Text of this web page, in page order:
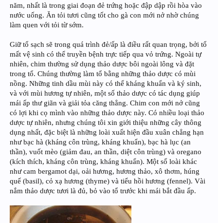
năm, nhất là trong giai đoạn đẻ trứng hoặc đập dập rồi hòa vào
nước uống. Ăn tỏi tươi cũng tốt cho gà con mới nở nhờ chúng
làm quen với tỏi từ sớm.
Giữ tổ sạch sẽ trong quá trình đẻ/ấp là điều rất quan trọng, bởi tổ
mất vệ sinh có thể truyền bệnh trực tiếp qua vỏ trứng. Ngoài tự
nhiên, chim thường sử dụng thảo dược bôi ngoài lông và đặt
trong tổ. Chúng thường làm tổ bằng những thảo dược có mùi
nồng. Những tinh dầu mùi này có thể kháng khuẩn và ký sinh,
và với mùi hương tự nhiên, một số thảo dược có tác dụng giúp
mái ấp thư giãn và giải tỏa căng thẳng. Chim con mới nở cũng
có lợi khi cọ mình vào những thảo dược này. Có nhiều loại thảo
dược tự nhiên, nhưng chúng tôi xin giới thiệu những cây thông
dụng nhất, đặc biệt là những loài xuất hiện đầu xuân chẳng hạn
như bạc hà (kháng côn trùng, kháng khuẩn), bạc hà lục (an
thần), vuốt mèo (giảm đau, an thần, diệt côn trùng) và oregano
(kích thích, kháng côn trùng, kháng khuẩn). Một số loài khác
như cam bergamot dại, oải hương, hương thảo, xô thơm, húng
quế (basil), cỏ xạ hương (thyme) và tiểu hồi hương (fennel). Vài
nắm thảo dược tươi là đủ, bỏ vào tổ trước khi mái bắt đầu ấp.